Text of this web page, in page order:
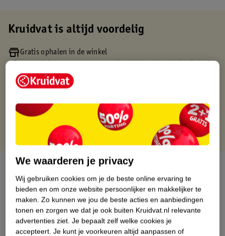
Kruidvat is altijd voordelig
Gratis ophalen in de winkel
Gratis thuisbezorgd vanaf 50.00
Gratis retourneren binnen 30 dagen
Over dit product
Productinformatie
Etiketinformatie
We waarderen je privacy
Wij gebruiken cookies om je de beste online ervaring te
bieden en om onze website persoonlijker en makkelijker te
maken. Zo kunnen we jou de beste acties en aanbiedingen
tonen en zorgen we dat je ook buiten Kruidvat.nl relevante
advertenties ziet. Je bepaalt zelf welke cookies je
accepteert. Je kunt je voorkeuren altijd aanpassen of